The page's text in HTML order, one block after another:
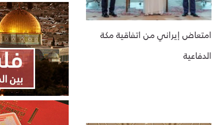
امتعاض إيراني من اتفاقية مكة
الدفاعية